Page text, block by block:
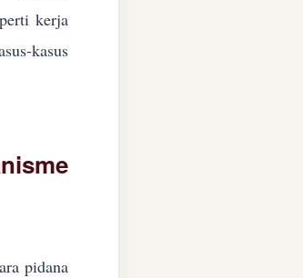
kerja
kasus
pidana